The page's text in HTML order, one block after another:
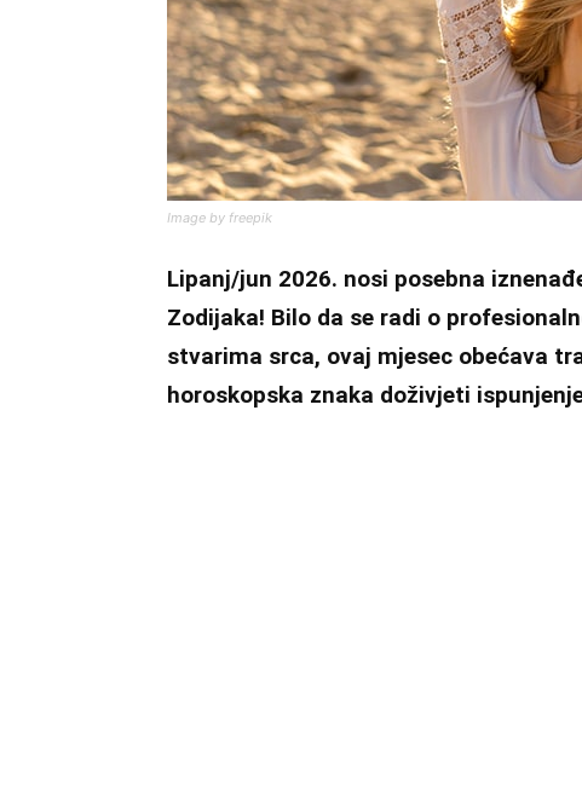
Image by freepik
Lipanj/jun 2026. nosi posebna
Zodijaka! Bilo da se radi o
stvarima srca, ovaj mjesec obećava
horoskopska znaka doživjeti